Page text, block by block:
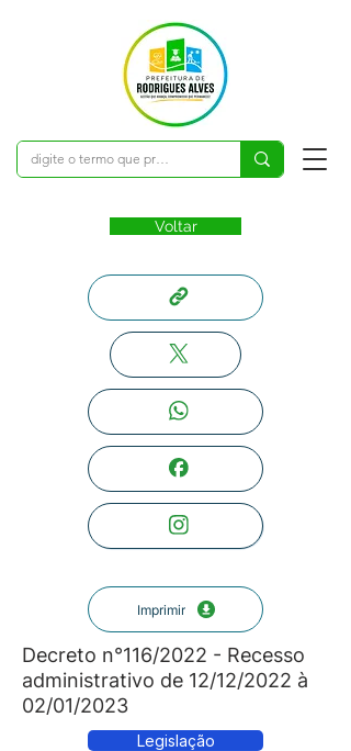
Voltar
Imprimir
Decreto n°116/2022 - Recesso
administrativo de 12/12/2022 à
02/01/2023
Legislação